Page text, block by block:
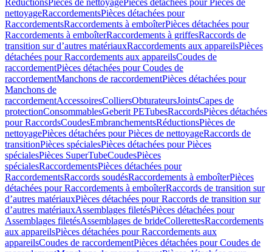
RéductionsPièces de nettoyagePièces détachées pour Pièces de
nettoyageRaccordementsPièces détachées pour
RaccordementsRaccordements à emboîterPièces détachées pour
Raccordements à emboîterRaccordements à griffesRaccords de
transition sur d’autres matériauxRaccordements aux appareilsPièces
détachées pour Raccordements aux appareilsCoudes de
raccordementPièces détachées pour Coudes de
raccordementManchons de raccordementPièces détachées pour
Manchons de
raccordementAccessoiresColliersObturateursJointsCapes de
protectionConsommablesGeberit PETubesRaccordsPièces détachées
pour RaccordsCoudesEmbranchementsRéductionsPièces de
nettoyagePièces détachées pour Pièces de nettoyageRaccords de
transitionPièces spécialesPièces détachées pour Pièces
spécialesPièces SuperTubeCoudesPièces
spécialesRaccordementsPièces détachées pour
RaccordementsRaccords soudésRaccordements à emboîterPièces
détachées pour Raccordements à emboîterRaccords de transition sur
d’autres matériauxPièces détachées pour Raccords de transition sur
d’autres matériauxAssemblages filetésPièces détachées pour
Assemblages filetésAssemblages de brideCollerettesRaccordements
aux appareilsPièces détachées pour Raccordements aux
appareilsCoudes de raccordementPièces détachées pour Coudes de